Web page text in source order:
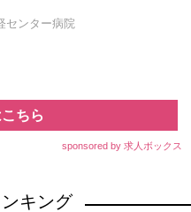
センター病院
ちら
sponsored by 求人ボックス
キング